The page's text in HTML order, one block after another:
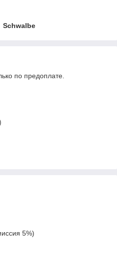
Schwalbe
по предоплате.
5%)